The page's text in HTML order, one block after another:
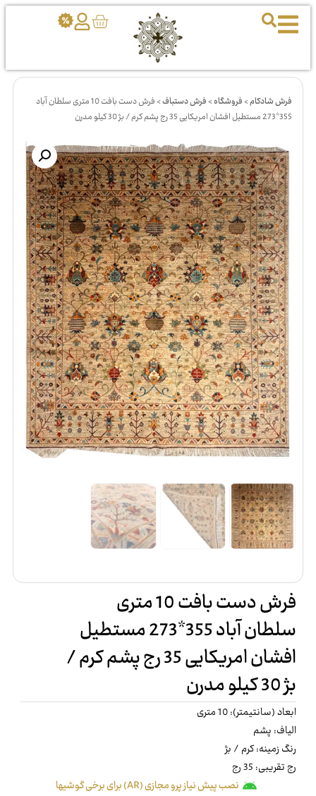
فرش شادکام>فروشگاه>فرش دستباف>
فرش دست بافت 10 متری سلطان آباد
355*273 مستطیل افشان امریکایی 35 رج پشم کرم / بژ 30 کیلو مدرن
فرش دست بافت 10 متری
سلطان آباد 355*273 مستطیل
افشان امریکایی 35 رج پشم کرم /
بژ 30 کیلو مدرن
ابعاد (سانتیمتر): 10 متری
الیاف: پشم
رنگ زمینه: کرم / بژ
رج تقریبی: 35 رج
نصب پیش نیاز پرو مجازی (AR) برای برخی گوشیها